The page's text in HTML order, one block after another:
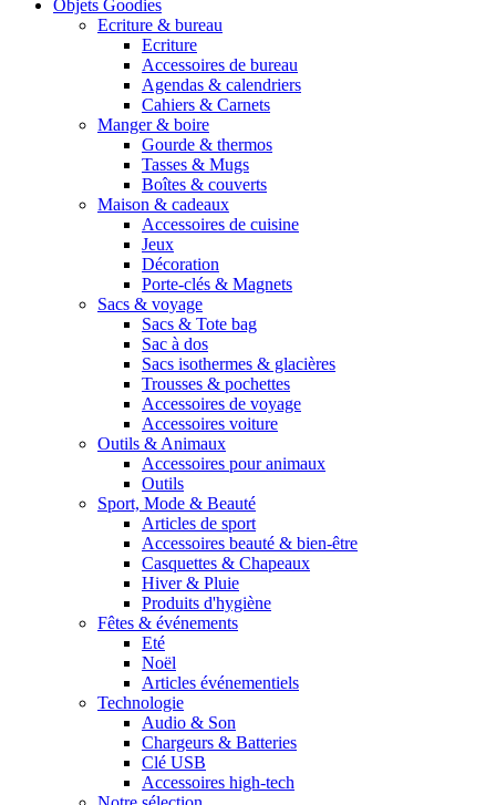
Objets Goodies
Ecriture & bureau
Ecriture
Accessoires de bureau
Agendas & calendriers
Cahiers & Carnets
Manger & boire
Gourde & thermos
Tasses & Mugs
Boîtes & couverts
Maison & cadeaux
Accessoires de cuisine
Jeux
Décoration
Porte-clés & Magnets
Sacs & voyage
Sacs & Tote bag
Sac à dos
Sacs isothermes & glacières
Trousses & pochettes
Accessoires de voyage
Accessoires voiture
Outils & Animaux
Accessoires pour animaux
Outils
Sport, Mode & Beauté
Articles de sport
Accessoires beauté & bien-être
Casquettes & Chapeaux
Hiver & Pluie
Produits d'hygiène
Fêtes & événements
Eté
Noël
Articles événementiels
Technologie
Audio & Son
Chargeurs & Batteries
Clé USB
Accessoires high-tech